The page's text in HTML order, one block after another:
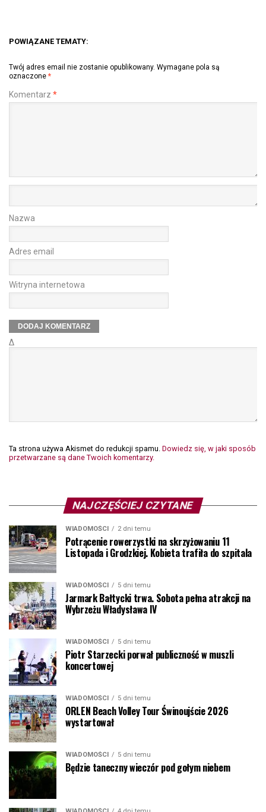
POWIĄZANE TEMATY:
Twój adres email nie zostanie opublikowany. Wymagane pola są
oznaczone *
Komentarz *
Nazwa
Adres email
Witryna internetowa
Δ
Ta strona używa Akismet do redukcji spamu. Dowiedz się, w jaki sposób
przetwarzane są dane Twoich komentarzy.
NAJCZĘŚCIEJ CZYTANE
WIADOMOŚCI 2 dni temu
Potrącenie rowerzystki na skrzyżowaniu 11
Listopada i Grodzkiej. Kobieta trafiła do szpitala
WIADOMOŚCI 5 dni temu
Jarmark Bałtycki trwa. Sobota pełna atrakcji na
Wybrzeżu Władysława IV
WIADOMOŚCI 5 dni temu
Piotr Starzecki porwał publiczność w muszli
koncertowej
WIADOMOŚCI 5 dni temu
ORLEN Beach Volley Tour Świnoujście 2026
wystartował
WIADOMOŚCI 5 dni temu
Będzie taneczny wieczór pod gołym niebem